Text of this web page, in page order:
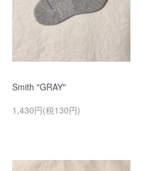
Smith "GRAY"
1,430円(税130円)